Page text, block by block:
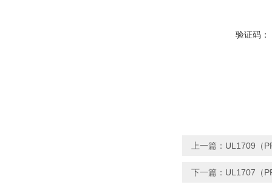
验证码：
上一篇： UL1709（
下一篇： UL1707（